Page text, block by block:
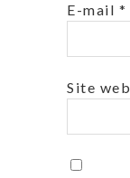
E-mail *
Site web